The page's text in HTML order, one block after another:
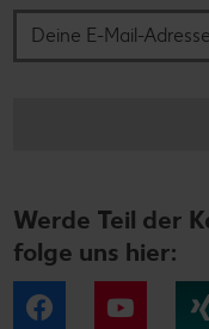
Werde Teil der
folge uns hier:
Facebook